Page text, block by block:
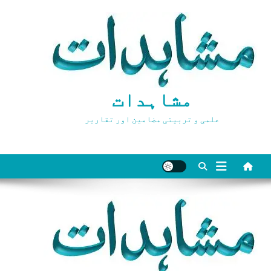
مشاہدات
علمی و تربیتی مضامین اور تقاریر